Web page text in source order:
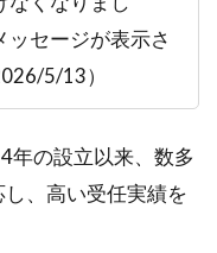
ッセージが表示さ
5/13）
年の設立以来、数多
、高い受任実績を